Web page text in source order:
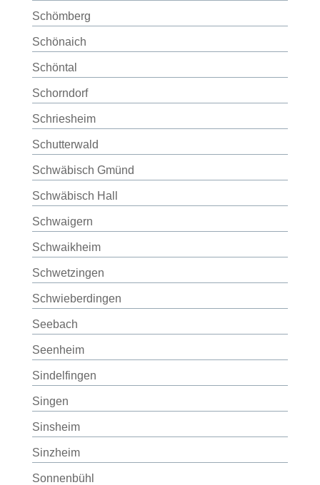
Schömberg
Schönaich
Schöntal
Schorndorf
Schriesheim
Schutterwald
Schwäbisch Gmünd
Schwäbisch Hall
Schwaigern
Schwaikheim
Schwetzingen
Schwieberdingen
Seebach
Seenheim
Sindelfingen
Singen
Sinsheim
Sinzheim
Sonnenbühl